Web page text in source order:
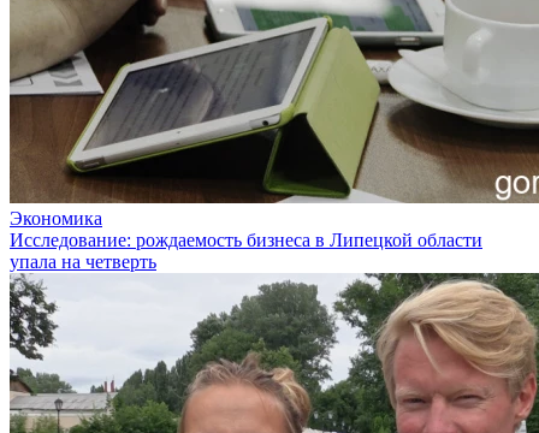
Экономика
Исследование: рождаемость бизнеса в Липецкой области
упала на четверть